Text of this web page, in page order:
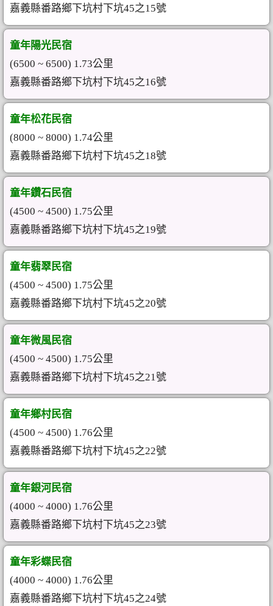
嘉義縣番路鄉下坑村下坑45之15號
童年陽光民宿
(6500 ~ 6500) 1.73公里
嘉義縣番路鄉下坑村下坑45之16號
童年松花民宿
(8000 ~ 8000) 1.74公里
嘉義縣番路鄉下坑村下坑45之18號
童年鑽石民宿
(4500 ~ 4500) 1.75公里
嘉義縣番路鄉下坑村下坑45之19號
童年翡翠民宿
(4500 ~ 4500) 1.75公里
嘉義縣番路鄉下坑村下坑45之20號
童年微風民宿
(4500 ~ 4500) 1.75公里
嘉義縣番路鄉下坑村下坑45之21號
童年鄉村民宿
(4500 ~ 4500) 1.76公里
嘉義縣番路鄉下坑村下坑45之22號
童年銀河民宿
(4000 ~ 4000) 1.76公里
嘉義縣番路鄉下坑村下坑45之23號
童年彩蝶民宿
(4000 ~ 4000) 1.76公里
嘉義縣番路鄉下坑村下坑45之24號